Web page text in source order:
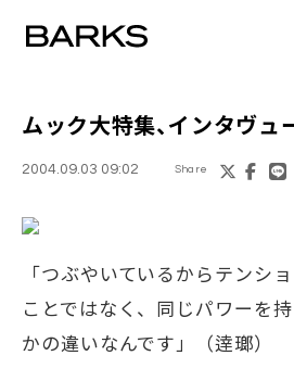
ムック大特集、インタヴュ
2004.09.03 09:02 Share
「つぶやいているからテンシ
ことではなく、同じパワーを
かの違いなんです」（逹瑯）